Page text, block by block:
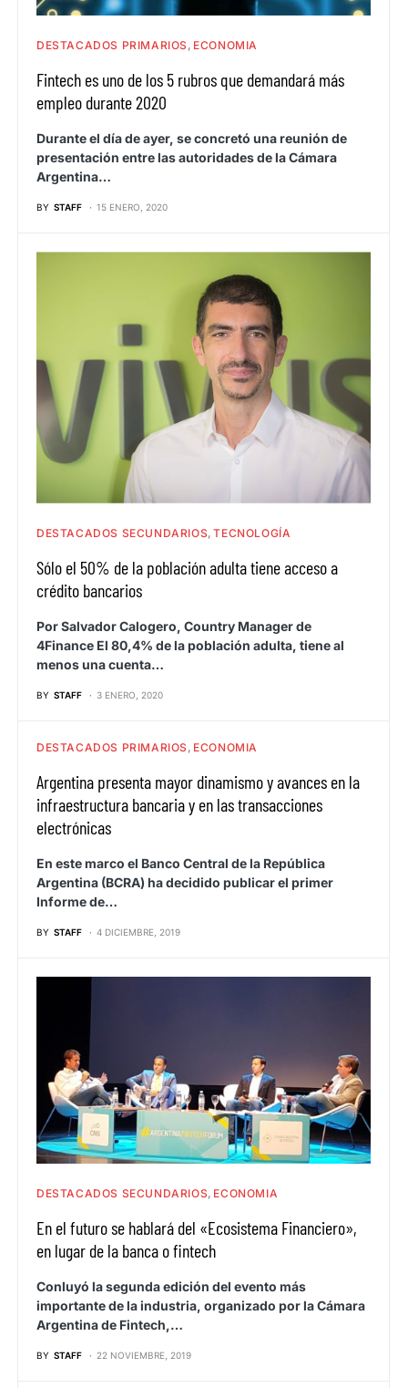
DESTACADOS PRIMARIOS ECONOMIA
Fintech es uno de los 5 rubros que demandará más
empleo durante 2020
Durante el día de ayer, se concretó una reunión de
presentación entre las autoridades de la Cámara
Argentina…
BY STAFF 15 ENERO, 2020
DESTACADOS SECUNDARIOS TECNOLOGÍA
Sólo el 50% de la población adulta tiene acceso a
crédito bancarios
Por Salvador Calogero, Country Manager de
4Finance El 80,4% de la población adulta, tiene al
menos una cuenta…
BY STAFF 3 ENERO, 2020
DESTACADOS PRIMARIOS ECONOMIA
Argentina presenta mayor dinamismo y avances en la
infraestructura bancaria y en las transacciones
electrónicas
En este marco el Banco Central de la República
Argentina (BCRA) ha decidido publicar el primer
Informe de…
BY STAFF 4 DICIEMBRE, 2019
DESTACADOS SECUNDARIOS ECONOMIA
En el futuro se hablará del «Ecosistema Financiero»,
en lugar de la banca o fintech
Conluyó la segunda edición del evento más
importante de la industria, organizado por la Cámara
Argentina de Fintech,…
BY STAFF 22 NOVIEMBRE, 2019